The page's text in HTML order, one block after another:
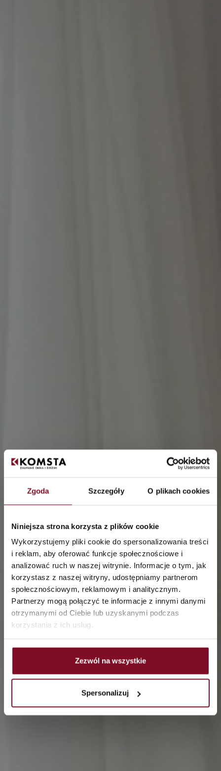
Zgoda Szczegóły O plikach cookies
Niniejsza strona korzysta z plików cookie
Wykorzystujemy pliki cookie do spersonalizowania treści
i reklam, aby oferować funkcje społecznościowe i
analizować ruch w naszej witrynie. Informacje o tym, jak
korzystasz z naszej witryny, udostępniamy partnerom
społecznościowym, reklamowym i analitycznym.
Partnerzy mogą połączyć te informacje z innymi danymi
otrzymanymi od Ciebie lub uzyskanymi podczas
korzystania z ich usług.
Zezwól na wszystkie
Spersonalizuj
Casa aperta sul giardino.
Porte da patio moderne